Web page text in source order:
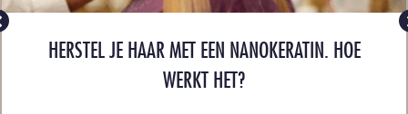
HERSTEL JE HAAR MET EEN NANOKERATIN. HOE
WERKT HET?